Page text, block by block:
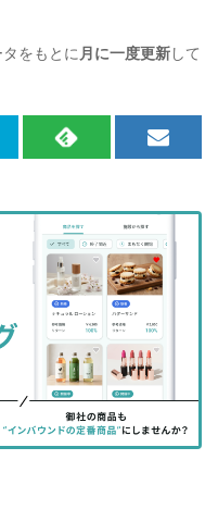
をもとに月に一度更新して
RSS
記
事
を
購
読
す
る
メ
マ
ガ
登
録
す
る